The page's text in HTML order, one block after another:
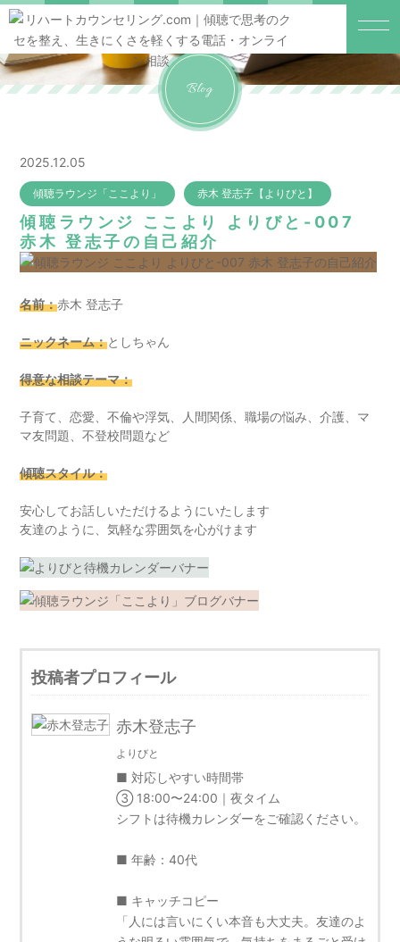
Blog
2025.12.05
傾聴ラウンジ「ここより」 赤木 登志子【よりびと】
傾聴ラウンジ ここより よりびと-007
赤木 登志子の自己紹介
名前：赤木 登志子
ニックネーム：としちゃん
得意な相談テーマ：
子育て、恋愛、不倫や浮気、人間関係、職場の悩み、介護、マ
マ友問題、不登校問題など
傾聴スタイル：
安心してお話しいただけるようにいたします
友達のように、気軽な雰囲気を心がけます
投稿者プロフィール
赤木登志子
よりびと
■ 対応しやすい時間帯
③ 18:00〜24:00｜夜タイム
シフトは待機カレンダーをご確認ください。
■ 年齢：40代
■ キャッチコピー
「人には言いにくい本音も大丈夫。友達のよ